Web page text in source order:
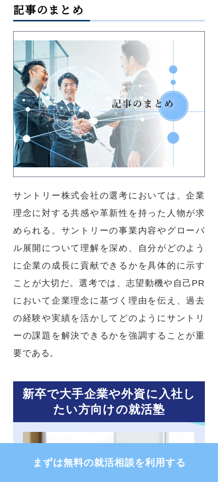
記事のまとめ
サントリー株式会社の選考においては、企業
理念に対する共感や革新性を持った人物が求
められる。サントリーの事業内容やグローバ
ル展開について理解を深め、自分がどのよう
に企業の成長に貢献できるかを具体的に示す
ことが大切だ。選考では、志望動機や自己PR
において企業理念に基づく理由を伝え、過去
の経験や実績を活かしてどのようにサントリ
ーの課題を解決できるかを強調することが重
要である。
新卒で大手企業や外資に入社し
たい方向けの就活塾
まずは無料の就活相談を利用する